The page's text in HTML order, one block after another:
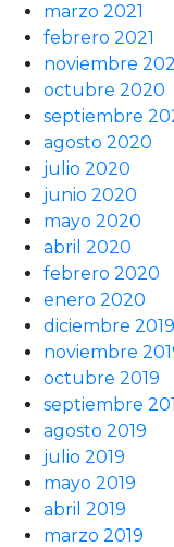
marzo 2021
febrero 2021
noviembre
octubre 2020
septiembre
agosto 2020
julio 2020
junio 2020
mayo 2020
abril 2020
febrero 2020
enero 2020
diciembre 2019
noviembre
octubre 2019
septiembre
agosto 2019
julio 2019
mayo 2019
abril 2019
marzo 2019